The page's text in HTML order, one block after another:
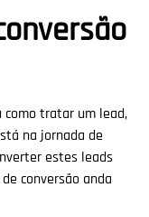
como tratar um lead,
na jornada de
estes leads
conversão anda